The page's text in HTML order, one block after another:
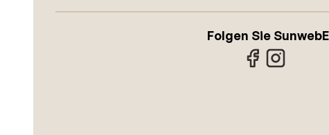
Folgen Sie Sunweb